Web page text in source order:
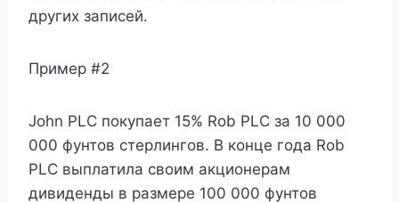
других записей.
Пример #2
John PLC покупает 15% Rob PLC за 10 000
000 фунтов стерлингов. В конце года Rob
PLC выплатила своим акционерам
дивиденды в размере 100 000 фунтов